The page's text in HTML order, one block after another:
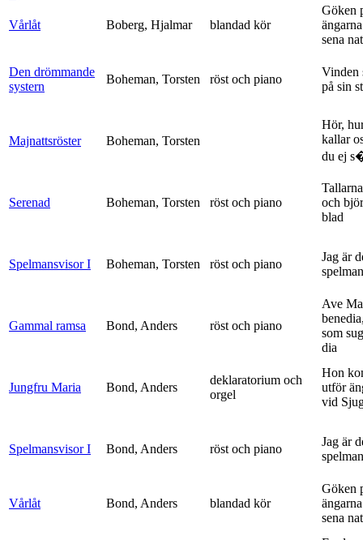
Vårlåt Boberg, Hjalmar blandad kör
Göken
sena
Den drömmande
systern
Boheman, Torsten röst och piano
Vinden
på sin
Majnattsröster Boheman, Torsten
Hör,
kallar
du ej
Serenad Boheman, Torsten röst och piano
och
blad
Spelmansvisor I Boheman, Torsten röst och piano
Jag är
spelman
Gammal ramsa Bond, Anders röst och piano
Ave
som
dia
Jungfru Maria Bond, Anders
deklaratorium och
orgel
Hon
utför
vid
Spelmansvisor I Bond, Anders röst och piano
Jag är
spelman
Vårlåt Bond, Anders blandad kör
Göken
sena